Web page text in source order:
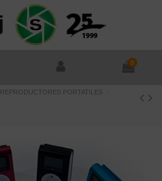
0
REPRODUCTORES PORTATILES